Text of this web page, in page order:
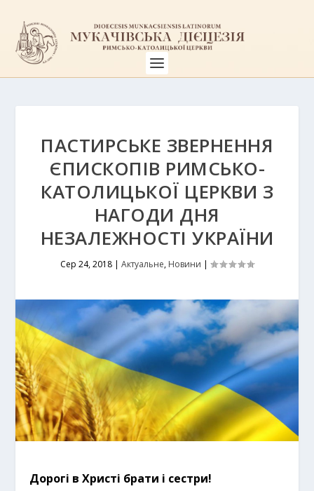
ПАСТИРСЬКЕ ЗВЕРНЕННЯ
ЄПИСКОПІВ РИМСЬКО-
КАТОЛИЦЬКОЇ ЦЕРКВИ З
НАГОДИ ДНЯ
НЕЗАЛЕЖНОСТІ УКРАЇНИ
Сер 24, 2018 | Актуальне, Новини |
Дорогі в Христі брати і сестри!